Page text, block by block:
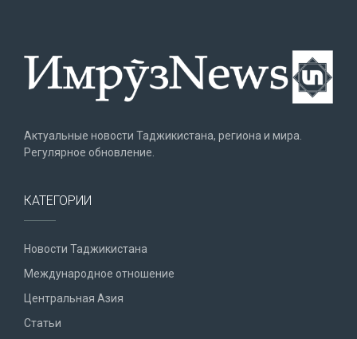
Актуальные новости Таджикистана, региона и мира.
Регулярное обновление.
КАТЕГОРИИ
Новости Таджикистана
Международное отношение
Центральная Азия
Статьи